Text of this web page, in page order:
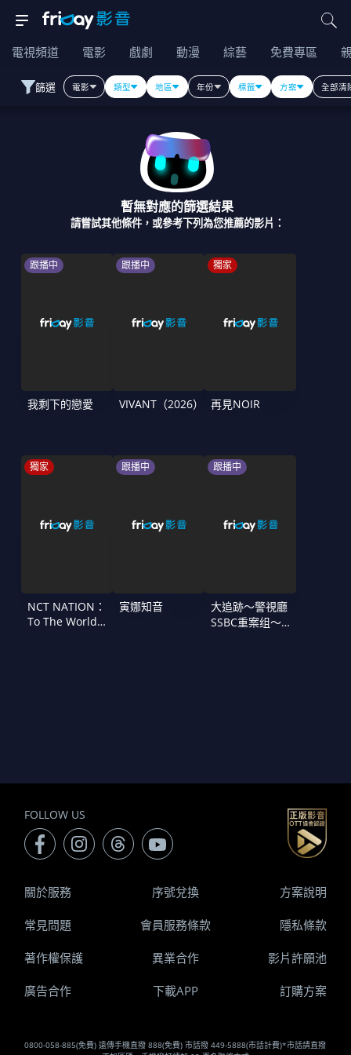
電視頻道 電影 戲劇 動漫 綜藝 免費專區
篩選 電影 類型 地區 年份 標籤 方案 全部清
暫無對應的篩選結果
請嘗試其他條件，或參考下列為您推薦的影片：
跟播中
我剩下的戀愛
跟播中
VIVANT（2026）
獨家
再見NOIR
獨家
NCT NATION：
To The World
跟播中
寅娜知音
跟播中
大追跡〜警視廳
SSBC重案组〜
FOLLOW US
0800-058-885(免費) 遠傳手機直撥 888(免費) 市話撥 449-5888(市話計費)*市話請直撥
關於服務 序號兌換 方案說明
常見問題 會員服務條款 隱私條款
著作權保護 異業合作 影片許願池
廣告合作 下載APP 訂購方案